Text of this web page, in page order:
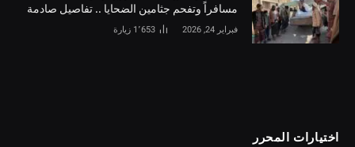
مسافراً وتفحم جثامين الضحايا .. تفاصيل صادمة
فبراير 24, 2026 1٬653 زيارة
اختيارات المحرر